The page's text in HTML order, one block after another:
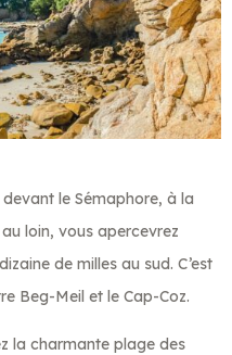
le Sémaphore, à la
loin, vous apercevrez
de milles au sud. C’est
Beg-Meil et le Cap-Coz.
la charmante plage des